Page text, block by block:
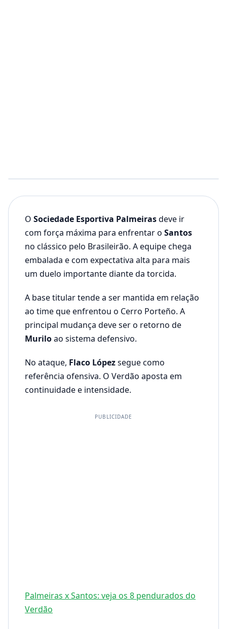
O Sociedade Esportiva Palmeirasdeve ir
com força máxima para enfrentar o Santos
no clássico pelo Brasileirão. A equipe chega
embalada e com expectativa alta para mais
um duelo importante diante da torcida.
A base titular tende a ser mantida em relação
ao time que enfrentou o Cerro Porteño. A
principal mudança deve ser o retorno de
Muriloao sistema defensivo.
No ataque, Flaco Lópezsegue como
referência ofensiva. O Verdão aposta em
continuidade e intensidade.
PUBLICIDADE
Palmeiras x Santos: veja os 8 pendurados do
Verdão